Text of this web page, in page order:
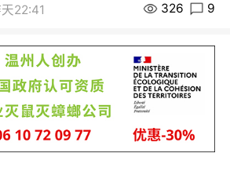
22:41 326 9